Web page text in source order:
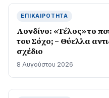
ΕΠΙΚΑΙΡΌΤΗΤΑ
Λονδίνο: «Τέλος» το
του Σόχο; – Θύελλα
σχέδιο
8 Αυγούστου 2026